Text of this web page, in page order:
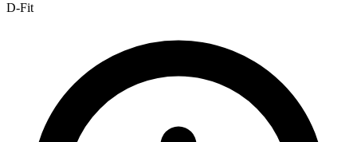
D-Fit